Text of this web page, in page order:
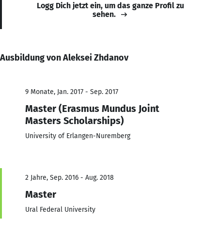
Logg Dich jetzt ein, um das ganze Profil zu
sehen.
Ausbildung von Aleksei Zhdanov
9 Monate, Jan. 2017 - Sep. 2017
Master (Erasmus Mundus Joint
Masters Scholarships)
University of Erlangen-Nuremberg
2 Jahre, Sep. 2016 - Aug. 2018
Master
Ural Federal University